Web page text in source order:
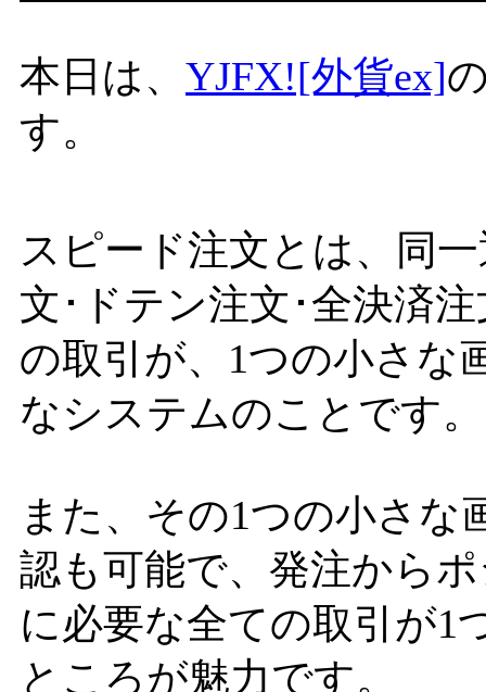
本日は、 YJFX![外貨ex]
す。
スピード注文とは、同
文･ドテン注文･全決済
の取引が、1つの小さな
なシステムのことです。
また、その1つの小さな
認も可能で、発注から
に必要な全ての取引が1
ところが魅力です。